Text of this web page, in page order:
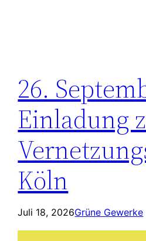
26.
Einladung
Köln
Juli 18, 2026Grüne Gewerke